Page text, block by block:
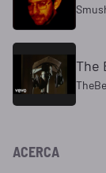
The
ACERCA